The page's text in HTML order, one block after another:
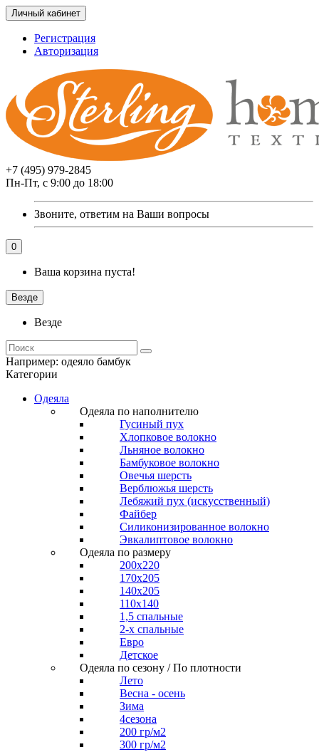
Личный кабинет
Регистрация
Авторизация
+7 (495) 979-2845
Пн-Пт, с 9:00 до 18:00
Звоните, ответим на Ваши вопросы
0
Ваша корзина пуста!
Везде
Везде
Например: одеяло бамбук
Категории
Одеяла
Одеяла по наполнителю
Гусиный пух
Хлопковое волокно
Льняное волокно
Бамбуковое волокно
Овечья шерсть
Верблюжья шерсть
Лебяжий пух (искусственный)
Файбер
Силиконизированное волокно
Эвкалиптовое волокно
Одеяла по размеру
200x220
170x205
140x205
110x140
1,5 спальные
2-х спальные
Евро
Детское
Одеяла по сезону / По плотности
Лето
Весна - осень
Зима
4сезона
200 гр/м2
300 гр/м2